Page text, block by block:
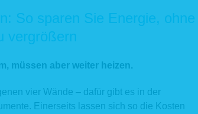
So sparen Sie Energie, ohne
vergrößern
müssen aber weiter heizen.
vier Wände – dafür gibt es in der
Einerseits lassen sich so die Kosten